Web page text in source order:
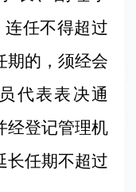
连任不得超过
期的，须经会
代表表决通
经登记管理机
长任期不超过